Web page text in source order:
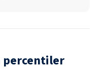
percentiler